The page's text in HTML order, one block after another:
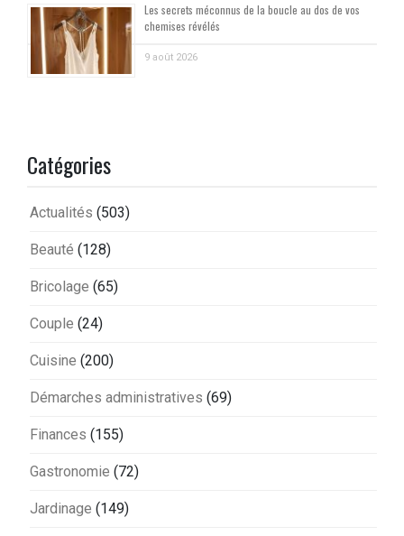
Les secrets méconnus de la boucle au dos de vos
chemises révélés
9 août 2026
Catégories
Actualités (503)
Beauté (128)
Bricolage (65)
Couple (24)
Cuisine (200)
Démarches administratives (69)
Finances (155)
Gastronomie (72)
Jardinage (149)